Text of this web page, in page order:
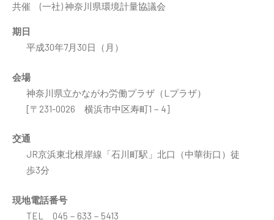
共催 (一社) 神奈川県環境計量協議会
期日
平成30年7月30日（月）
会場
神奈川県立かながわ労働プラザ（Lプラザ）
[〒231-0026 横浜市中区寿町1－4]
交通
JR京浜東北根岸線「石川町駅」北口（中華街口）徒
歩3分
現地電話番号
TEL 045－633－5413